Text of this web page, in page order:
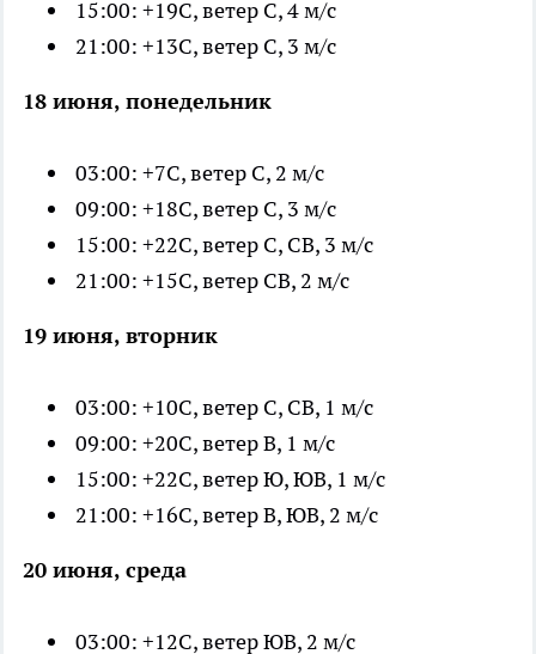
15:00: +19С, ветер С, 4 м/с
21:00: +13С, ветер С, 3 м/с
18 июня, понедельник
03:00: +7С, ветер С, 2 м/с
09:00: +18С, ветер С, 3 м/с
15:00: +22С, ветер С, СВ, 3 м/с
21:00: +15С, ветер СВ, 2 м/с
19 июня, вторник
03:00: +10С, ветер С, СВ, 1 м/с
09:00: +20С, ветер В, 1 м/с
15:00: +22С, ветер Ю, ЮВ, 1 м/с
21:00: +16С, ветер В, ЮВ, 2 м/с
20 июня, среда
03:00: +12С, ветер ЮВ, 2 м/с